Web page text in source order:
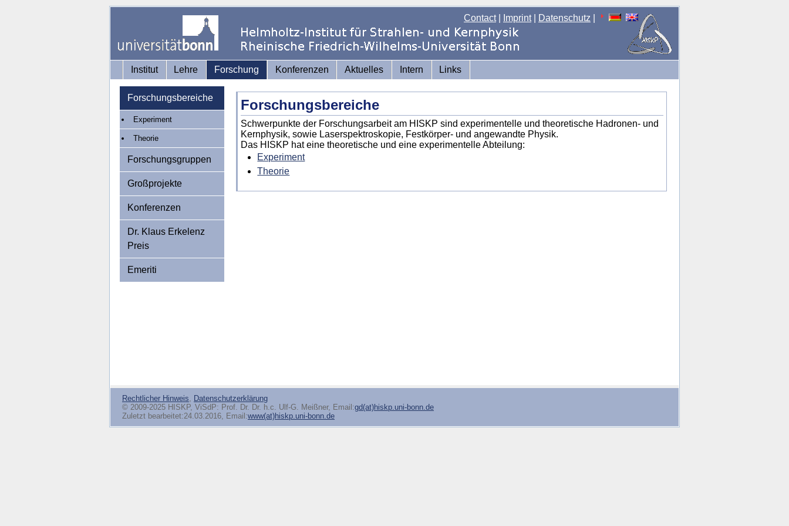
Contact| Imprint| Datenschutz
Institut Lehre Forschung Konferenzen Aktuelles Intern Links
Forschungsbereiche
Experiment
Theorie
Forschungsgruppen
Großprojekte
Konferenzen
Dr. Klaus Erkelenz
Preis
Emeriti
Forschungsbereiche
Schwerpunkte der Forschungsarbeit am HISKP sind experimentelle und theoretische Hadronen- und
Kernphysik, sowie Laserspektroskopie, Festkörper- und angewandte Physik.
Das HISKP hat eine theoretische und eine experimentelle Abteilung:
Experiment
Theorie
Rechtlicher Hinweis, Datenschutzerklärung
© 2009-2025 HISKP, ViSdP: Prof. Dr. Dr. h.c. Ulf-G. Meißner, Email:gd(at)hiskp.uni-bonn.de
Zuletzt bearbeitet:24.03.2016, Email:www(at)hiskp.uni-bonn.de